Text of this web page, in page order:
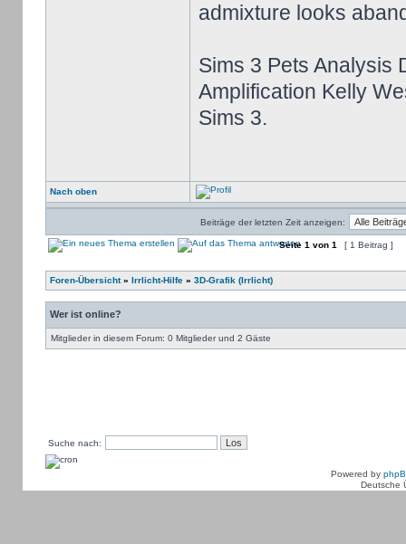
admixture looks
Sims 3 Pets Analysis
Amplification Kelly
Sims 3.
Nach oben
Beiträge der letzten Zeit anzeigen:
Seite 1 von 1 [ 1 Beitrag ]
Foren-Übersicht» Irrlicht-Hilfe» 3D-Grafik (Irrlicht)
Wer ist online?
Mitglieder in diesem Forum: 0 Mitglieder und 2 Gäste
Suche nach:
Powered by
Deutsche